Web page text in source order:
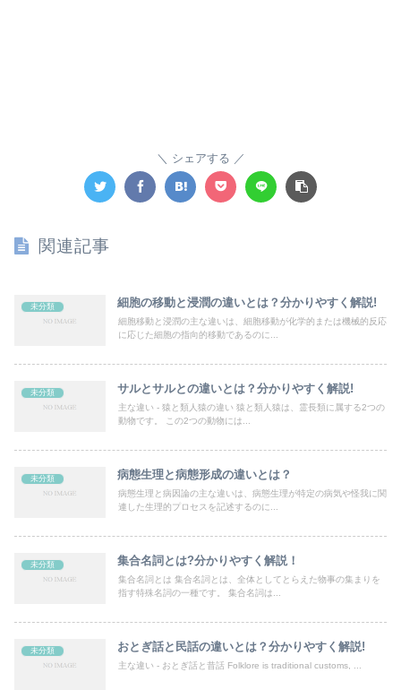
シェアする
関連記事
未分類 細胞の移動と浸潤の違いとは？分かりやすく解説!
細胞移動と浸潤の主な違いは、細胞移動が化学的または機械的反応
に応じた細胞の指向的移動であるのに...
未分類 サルとサルとの違いとは？分かりやすく解説!
主な違い - 猿と類人猿の違い 猿と類人猿は、霊長類に属する2つの
動物です。 この2つの動物には...
未分類 病態生理と病態形成の違いとは？
病態生理と病因論の主な違いは、病態生理が特定の病気や怪我に関
連した生理的プロセスを記述するのに...
未分類 集合名詞とは?分かりやすく解説！
集合名詞とは 集合名詞とは、全体としてとらえた物事の集まりを
指す特殊名詞の一種です。 集合名詞は...
未分類 おとぎ話と民話の違いとは？分かりやすく解説!
主な違い - おとぎ話と昔話 Folklore is traditional customs, ...